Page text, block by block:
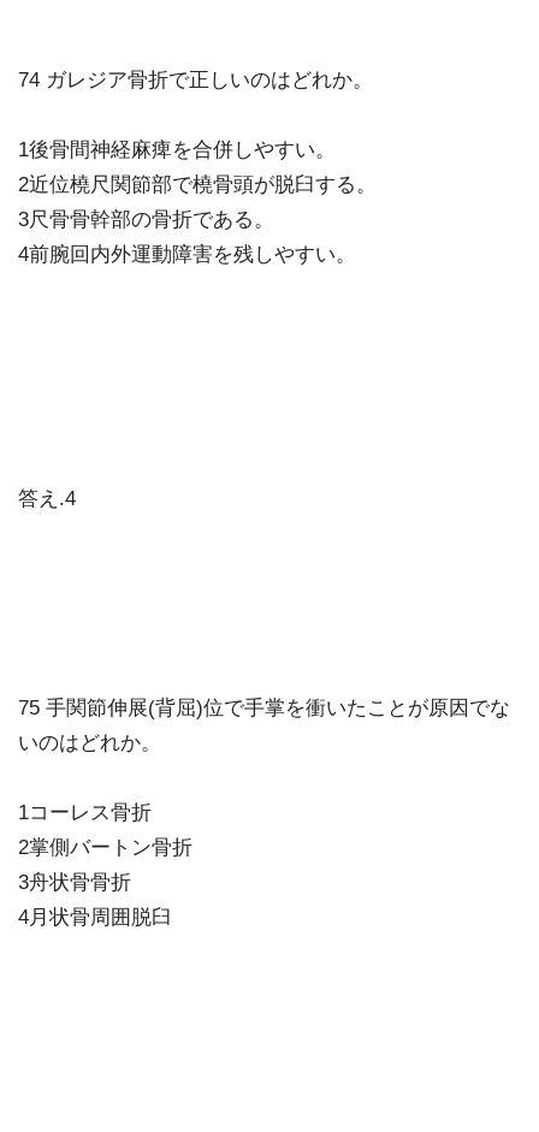
74 ガレジア骨折で正しいのはどれか。
1後骨間神経麻痺を合併しやすい。
2近位橈尺関節部で橈骨頭が脱臼する。
3尺骨骨幹部の骨折である。
4前腕回内外運動障害を残しやすい。
答え.4
75 手関節伸展(背屈)位で手掌を衝いたことが原因でな
いのはどれか。
1コーレス骨折
2掌側バートン骨折
3舟状骨骨折
4月状骨周囲脱臼